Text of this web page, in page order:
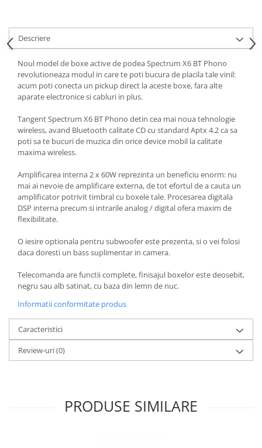
Descriere
Noul model de boxe active de podea Spectrum X6 BT Phono
revolutioneaza modul in care te poti bucura de placila tale vinil:
acum poti conecta un pickup direct la aceste boxe, fara alte
aparate electronice si cabluri in plus.
Tangent Spectrum X6 BT Phono detin cea mai noua tehnologie
wireless, avand Bluetooth calitate CD cu standard Aptx 4.2 ca sa
poti sa te bucuri de muzica din orice device mobil la calitate
maxima wireless.
Amplificarea interna 2 x 60W reprezinta un beneficiu enorm: nu
mai ai nevoie de amplificare externa, de tot efortul de a cauta un
amplificator potrivit timbral cu boxele tale. Procesarea digitala
DSP interna precum si intrarile analog / digital ofera maxim de
flexibilitate.
O iesire optionala pentru subwoofer este prezenta, si o vei folosi
daca doresti un bass suplimentar in camera.
Telecomanda are functii complete, finisajul boxelor este deosebit,
negru sau alb satinat, cu baza din lemn de nuc.
Informatii conformitate produs
Caracteristici
Review-uri(0)
PRODUSE SIMILARE